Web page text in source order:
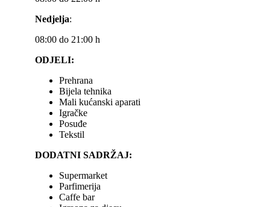
Nedjelja:
08:00 do 21:00 h
ODJELI:
Prehrana
Bijela tehnika
Mali kućanski aparati
Igračke
Posuđe
Tekstil
DODATNI SADRŽAJ:
Supermarket
Parfimerija
Caffe bar